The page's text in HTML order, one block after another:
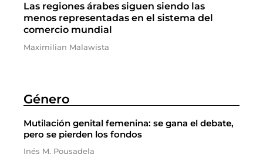
Las regiones árabes siguen siendo las
menos representadas en el sistema del
comercio mundial
Maximilian Malawista
Género
Mutilación genital femenina: se gana el debate,
pero se pierden los fondos
Inés M. Pousadela